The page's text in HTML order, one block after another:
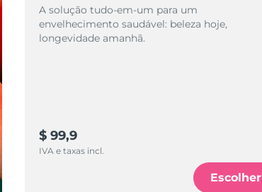
A solução tudo-em-um para um
envelhecimento saudável: beleza hoje,
longevidade amanhã.
$ 99,9
IVA e taxas incl.
Escolher